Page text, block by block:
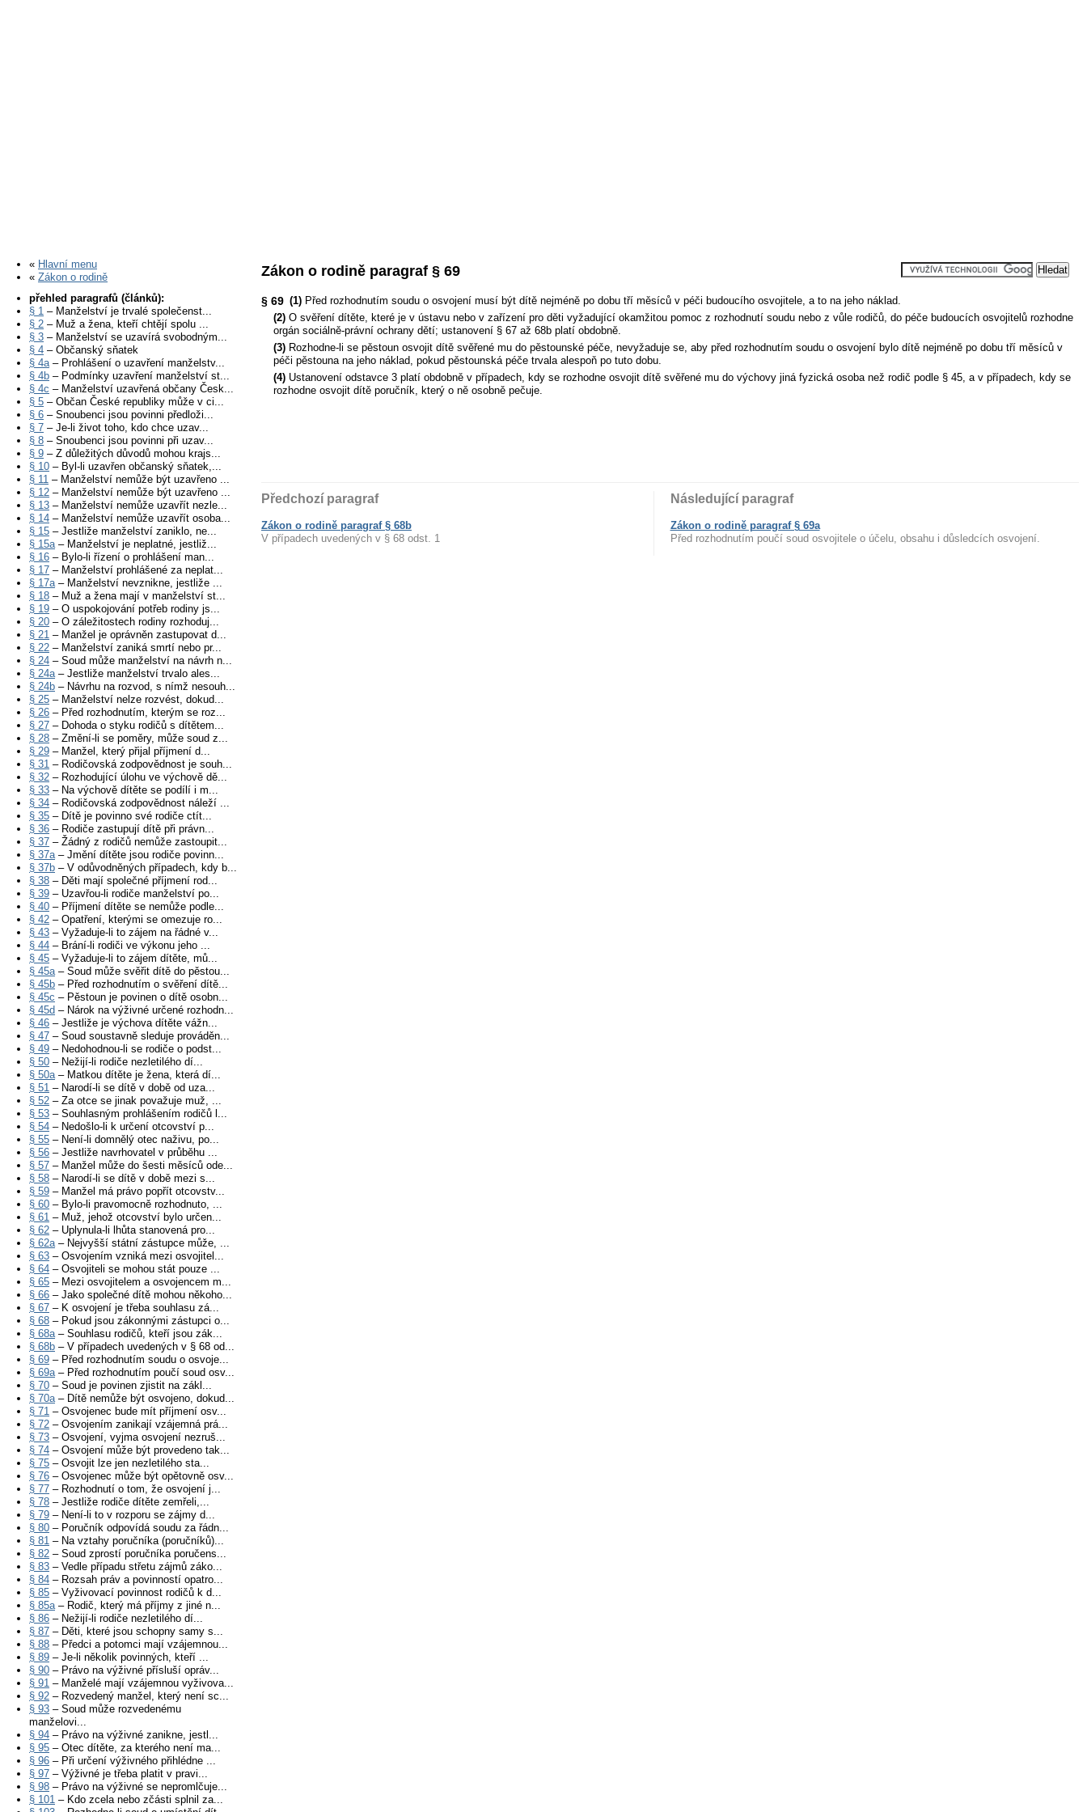
« Hlavní menu
« Zákon o rodině
přehled paragrafů (článků):
§ 1 – Manželství je trvalé společenst...
§ 2 – Muž a žena, kteří chtějí spolu ...
§ 3 – Manželství se uzavírá svobodným...
§ 4 – Občanský sňatek
§ 4a– Prohlášení o uzavření manželstv...
§ 4b – Podmínky uzavření manželství st...
§ 4c – Manželství uzavřená občany Česk...
§ 5 – Občan České republiky může v ci...
§ 6 – Snoubenci jsou povinni předloži...
§ 7 – Je-li život toho, kdo chce uzav...
§ 8 – Snoubenci jsou povinni při uzav...
§ 9 – Z důležitých důvodů mohou krajs...
§ 10 – Byl-li uzavřen občanský sňatek,...
§ 11 – Manželství nemůže být uzavřeno ...
§ 12 – Manželství nemůže být uzavřeno ...
§ 13 – Manželství nemůže uzavřít nezle...
§ 14 – Manželství nemůže uzavřít osoba...
§ 15 – Jestliže manželství zaniklo, ne...
§ 15a– Manželství je neplatné, jestliž...
§ 16 – Bylo-li řízení o prohlášení man...
§ 17 – Manželství prohlášené za neplat...
§ 17a– Manželství nevznikne, jestliže ...
§ 18 – Muž a žena mají v manželství st...
§ 19 – O uspokojování potřeb rodiny js...
§ 20 – O záležitostech rodiny rozhoduj...
§ 21 – Manžel je oprávněn zastupovat d...
§ 22 – Manželství zaniká smrtí nebo pr...
§ 24 – Soud může manželství na návrh n...
§ 24a– Jestliže manželství trvalo ales...
§ 24b – Návrhu na rozvod, s nímž nesouh...
§ 25 – Manželství nelze rozvést, dokud...
§ 26 – Před rozhodnutím, kterým se roz...
§ 27 – Dohoda o styku rodičů s dítětem...
§ 28 – Změní-li se poměry, může soud z...
§ 29 – Manžel, který přijal příjmení d...
§ 31 – Rodičovská zodpovědnost je souh...
§ 32 – Rozhodující úlohu ve výchově dě...
§ 33 – Na výchově dítěte se podílí i m...
§ 34 – Rodičovská zodpovědnost náleží ...
§ 35 – Dítě je povinno své rodiče ctít...
§ 36 – Rodiče zastupují dítě při právn...
§ 37 – Žádný z rodičů nemůže zastoupit...
§ 37a– Jmění dítěte jsou rodiče povinn...
§ 37b – V odůvodněných případech, kdy b...
§ 38 – Děti mají společné příjmení rod...
§ 39 – Uzavřou-li rodiče manželství po...
§ 40 – Příjmení dítěte se nemůže podle...
§ 42 – Opatření, kterými se omezuje ro...
§ 43 – Vyžaduje-li to zájem na řádné v...
§ 44 – Brání-li rodiči ve výkonu jeho ...
§ 45 – Vyžaduje-li to zájem dítěte, mů...
§ 45a– Soud může svěřit dítě do pěstou...
§ 45b – Před rozhodnutím o svěření dítě...
§ 45c – Pěstoun je povinen o dítě osobn...
§ 45d – Nárok na výživné určené rozhodn...
§ 46 – Jestliže je výchova dítěte vážn...
§ 47 – Soud soustavně sleduje prováděn...
§ 49 – Nedohodnou-li se rodiče o podst...
§ 50 – Nežijí-li rodiče nezletilého dí...
§ 50a– Matkou dítěte je žena, která dí...
§ 51 – Narodí-li se dítě v době od uza...
§ 52 – Za otce se jinak považuje muž, ...
§ 53 – Souhlasným prohlášením rodičů l...
§ 54 – Nedošlo-li k určení otcovství p...
§ 55 – Není-li domnělý otec naživu, po...
§ 56 – Jestliže navrhovatel v průběhu ...
§ 57 – Manžel může do šesti měsíců ode...
§ 58 – Narodí-li se dítě v době mezi s...
§ 59 – Manžel má právo popřít otcovstv...
§ 60 – Bylo-li pravomocně rozhodnuto, ...
§ 61 – Muž, jehož otcovství bylo určen...
§ 62 – Uplynula-li lhůta stanovená pro...
§ 62a– Nejvyšší státní zástupce může, ...
§ 63 – Osvojením vzniká mezi osvojitel...
§ 64 – Osvojiteli se mohou stát pouze ...
§ 65 – Mezi osvojitelem a osvojencem m...
§ 66 – Jako společné dítě mohou někoho...
§ 67 – K osvojení je třeba souhlasu zá...
§ 68 – Pokud jsou zákonnými zástupci o...
§ 68a– Souhlasu rodičů, kteří jsou zák...
§ 68b – V případech uvedených v § 68 od...
§ 69 – Před rozhodnutím soudu o osvoje...
§ 69a– Před rozhodnutím poučí soud osv...
§ 70 – Soud je povinen zjistit na zákl...
§ 70a– Dítě nemůže být osvojeno, dokud...
§ 71 – Osvojenec bude mít příjmení osv...
§ 72 – Osvojením zanikají vzájemná prá...
§ 73 – Osvojení, vyjma osvojení nezruš...
§ 74 – Osvojení může být provedeno tak...
§ 75 – Osvojit lze jen nezletilého sta...
§ 76 – Osvojenec může být opětovně osv...
§ 77 – Rozhodnutí o tom, že osvojení j...
§ 78 – Jestliže rodiče dítěte zemřeli,...
§ 79 – Není-li to v rozporu se zájmy d...
§ 80 – Poručník odpovídá soudu za řádn...
§ 81 – Na vztahy poručníka (poručníků)...
§ 82 – Soud zprostí poručníka poručens...
§ 83 – Vedle případu střetu zájmů záko...
§ 84 – Rozsah práv a povinností opatro...
§ 85 – Vyživovací povinnost rodičů k d...
§ 85a– Rodič, který má příjmy z jiné n...
§ 86 – Nežijí-li rodiče nezletilého dí...
§ 87 – Děti, které jsou schopny samy s...
§ 88 – Předci a potomci mají vzájemnou...
§ 89 – Je-li několik povinných, kteří ...
§ 90 – Právo na výživné přísluší opráv...
§ 91 – Manželé mají vzájemnou vyživova...
§ 92 – Rozvedený manžel, který není sc...
§ 93 – Soud může rozvedenému
manželovi...
§ 94 – Právo na výživné zanikne, jestl...
§ 95 – Otec dítěte, za kterého není ma...
§ 96 – Při určení výživného přihlédne ...
§ 97 – Výživné je třeba platit v pravi...
§ 98 – Právo na výživné se nepromlčuje...
§ 101 – Kdo zcela nebo zčásti splnil za...
Zákon o rodině paragraf § 69
§ 69 (1) Před rozhodnutím soudu o osvojení musí být dítě nejméně po dobu tří měsíců v péči budoucího osvojitele, a to na jeho náklad.
(2)O svěření dítěte, které je v ústavu nebo v zařízení pro děti vyžadující okamžitou pomoc z rozhodnutí soudu nebo z vůle rodičů, do péče budoucích osvojitelů rozhodne
orgán sociálně-právní ochrany dětí; ustanovení § 67 až 68b platí obdobně.
(3)Rozhodne-li se pěstoun osvojit dítě svěřené mu do pěstounské péče, nevyžaduje se, aby před rozhodnutím soudu o osvojení bylo dítě nejméně po dobu tří měsíců v
péči pěstouna na jeho náklad, pokud pěstounská péče trvala alespoň po tuto dobu.
(4)Ustanovení odstavce 3 platí obdobně v případech, kdy se rozhodne osvojit dítě svěřené mu do výchovy jiná fyzická osoba než rodič podle § 45, a v případech, kdy se
rozhodne osvojit dítě poručník, který o ně osobně pečuje.
Předchozí paragraf
Zákon o rodině paragraf § 68b
V případech uvedených v § 68 odst. 1
Následující paragraf
Zákon o rodině paragraf § 69a
Před rozhodnutím poučí soud osvojitele o účelu, obsahu i důsledcích osvojení.